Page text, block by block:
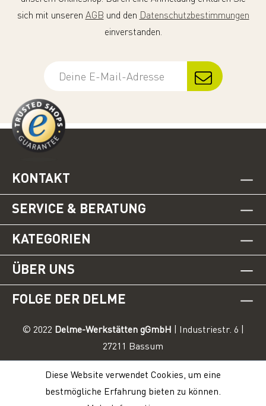
sich mit unseren AGB und den Datenschutzbestimmungen
einverstanden.
KONTAKT
SERVICE & BERATUNG
KATEGORIEN
ÜBER UNS
FOLGE DER DELME
© 2022 Delme-Werkstätten gGmbH | Industriestr. 6 |
27211 Bassum
Diese Website verwendet Cookies, um eine
bestmögliche Erfahrung bieten zu können.